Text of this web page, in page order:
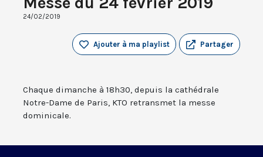
24/02/2019
Partager
Ajouter à ma playlist
Chaque dimanche à 18h30, depuis la cathédrale
Notre-Dame de Paris, KTO retransmet la messe
dominicale.